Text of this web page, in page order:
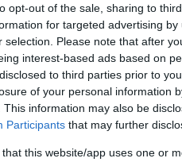
opt-out of the sale, sharing to
for targeted advertising
selection. Please note that after
interest-based ads based on
to third parties prior to
of your personal information
This information may also be
Participants that may further
that this website/app uses one or
vezet, ráadásul az
néhány tíz méterre
olcsó benzin is.